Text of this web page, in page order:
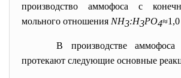
производство аммофоса с
мольного отношения NН3:Н3РО4
В производстве
протекают следующие основные